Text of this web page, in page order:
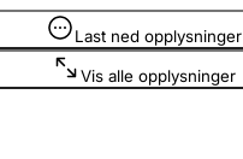
endre, slette
Last ned opplysninger
Vis alle opplysninger
er skjult